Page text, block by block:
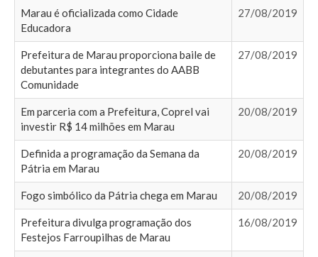
Marau é oficializada como Cidade
Educadora
27/08/2019
Prefeitura de Marau proporciona baile de
debutantes para integrantes do AABB
Comunidade
27/08/2019
Em parceria com a Prefeitura, Coprel vai
investir R$ 14 milhões em Marau
20/08/2019
Definida a programação da Semana da
Pátria em Marau
20/08/2019
Fogo simbólico da Pátria chega em Marau 20/08/2019
Prefeitura divulga programação dos
Festejos Farroupilhas de Marau
16/08/2019